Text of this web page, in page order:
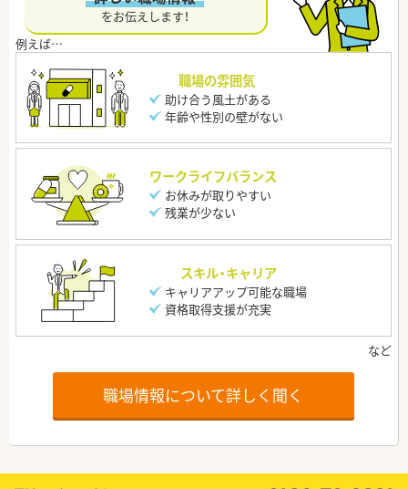
をお伝えします！
職場の雰囲気
助け合う風土がある
年齢や性別の壁がない
ワークライフバランス
お休みが取りやすい
残業が少ない
スキル・キャリア
キャリアアップ可能な職場
資格取得支援が充実
職場情報について詳しく聞く